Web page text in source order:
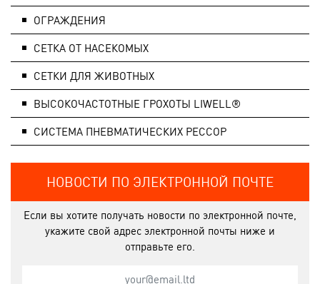
ОГРАЖДЕНИЯ
СЕТКА ОТ НАСЕКОМЫХ
СЕТКИ ДЛЯ ЖИВОТНЫХ
ВЫСОКОЧАСТОТНЫЕ ГРОХОТЫ LIWELL®
СИСТЕМA ПНЕВМАТИЧЕСКИХ РЕССОР
НОВОСТИ ПО ЭЛЕКТРОННОЙ ПОЧТЕ
Если вы хотите получать новости по электронной почте,
укажите свой адрес электронной почты ниже и
отправьте его.